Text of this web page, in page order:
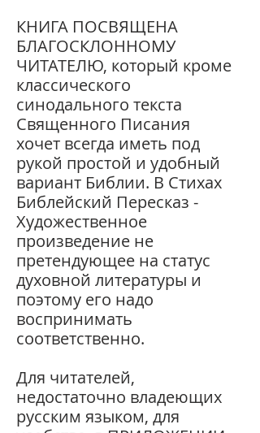
КНИГА ПОСВЯЩЕНА
БЛАГОСКЛОННОМУ
ЧИТАТЕЛЮ, который кроме
классического
синодального текста
Священного Писания
хочет всегда иметь под
рукой простой и удобный
вариант Библии. В Стихах
Библейский Пересказ -
Художественное
произведение не
претендующее на статус
духовной литературы и
поэтому его надо
воспринимать
соответственно.
Для читателей,
недостаточно владеющих
русским языком, для